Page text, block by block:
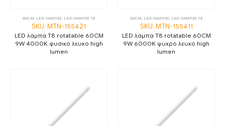
60CM LED ΛΑΜΠΕΣ LED ΛΑΜΠΕΣ Τ8
SKU: MTN-155421
LED λάμπα T8 rotatable 60CM
9W 4000K φυσικό λευκό high
lumen
60CM LED ΛΑΜΠΕΣ LED ΛΑΜΠΕΣ Τ8
SKU: MTN-155411
LED λάμπα T8 rotatable 60CM
9W 6000K ψυχρό λευκό high
lumen